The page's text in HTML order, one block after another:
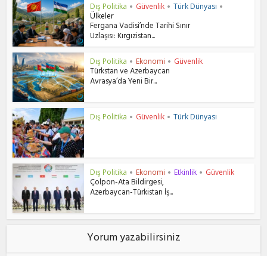
Dış Politika • Güvenlik • Türk Dünyası •
Ülkeler
Fergana Vadisi’nde Tarihi Sınır
Uzlaşısı: Kırgızistan...
Dış Politika • Ekonomi • Güvenlik
Türkstan ve Azerbaycan
Avrasya’da Yeni Bir...
Dış Politika • Güvenlik • Türk Dünyası
Dış Politika • Ekonomi • Etkinlik • Güvenlik
Çolpon-Ata Bildirgesi,
Azerbaycan-Türkistan İş...
Yorum yazabilirsiniz